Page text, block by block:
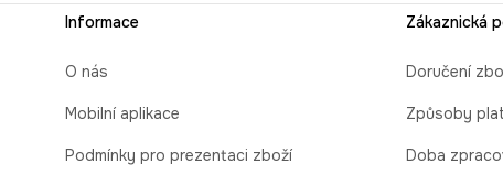
Informace
O nás
Mobilní aplikace
Podmínky pro prezentaci zboží
Zákaznická
Doručení
Způsoby
Doba